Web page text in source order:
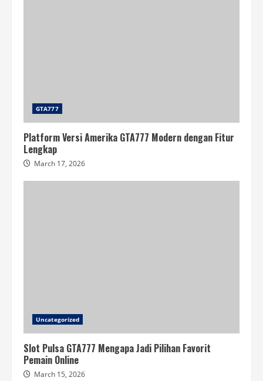
GTA777
Platform Versi Amerika GTA777 Modern dengan Fitur
Lengkap
March 17, 2026
Uncategorized
Slot Pulsa GTA777 Mengapa Jadi Pilihan Favorit
Pemain Online
March 15, 2026